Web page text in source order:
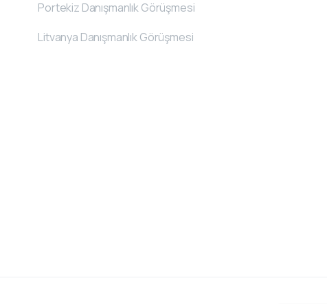
Portekiz Danışmanlık Görüşmesi
Litvanya Danışmanlık Görüşmesi